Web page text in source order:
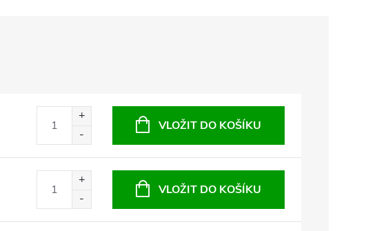
VLOŽIT DO KOŠÍKU
VLOŽIT DO KOŠÍKU